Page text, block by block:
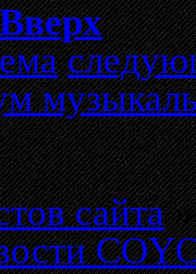
Вверх
сайта»